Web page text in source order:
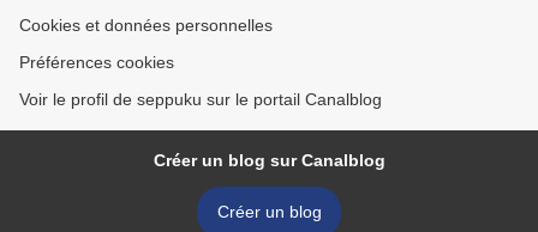
Cookies et données personnelles
Préférences cookies
Voir le profil de seppuku sur le portail Canalblog
Créer un blog sur Canalblog
Créer un blog